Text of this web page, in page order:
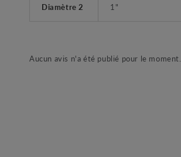
Diamètre 2 1"
Aucun avis n'a été publié pour le moment.